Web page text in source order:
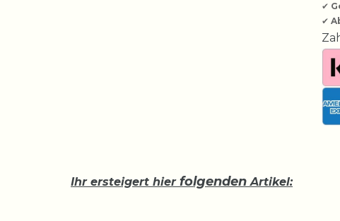
✔
✔
Ihr ersteigert hier folgenden Artikel: